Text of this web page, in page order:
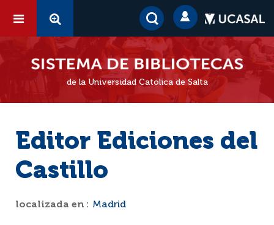
de la Universidad Católica de Salta
Editor Ediciones del
Castillo
localizada en : Madrid